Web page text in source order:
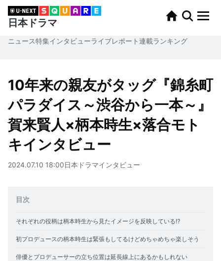
日本ドラマ
ニュース特集インタビューライブレポート連載ランキング
10年来の親友がタッグ『錦糸町
パラダイス～渋谷から一本～』
賀来賢人×柄本時生×落合モト
キインタビュー
2024.07.10 18:00日本ドラマインタビュー
目次
それぞれの役柄は柄本時生から見たイメージを反映している⁉
初プロデュースの柄本時生は緊張もしてるけどめちゃめちゃ楽しそう
俳優とプロデューサーの立ち位置は延長線上にあるかもしれない